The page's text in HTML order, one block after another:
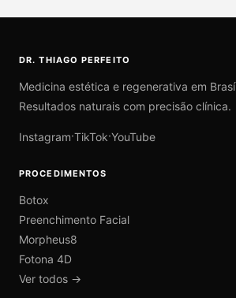
DR. THIAGO PERFEITO
Medicina estética e regenerativa em
Resultados naturais com precisão clínica.
Instagram·TikTok·YouTube
PROCEDIMENTOS
Botox
Preenchimento Facial
Morpheus8
Fotona 4D
Ver todos →